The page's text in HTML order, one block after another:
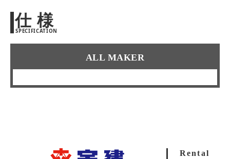
仕 様
SPECIFICATION
ALL MAKER
Rental